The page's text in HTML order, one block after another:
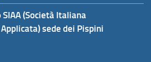
SIAA (Società Italiana
sede dei Pispini